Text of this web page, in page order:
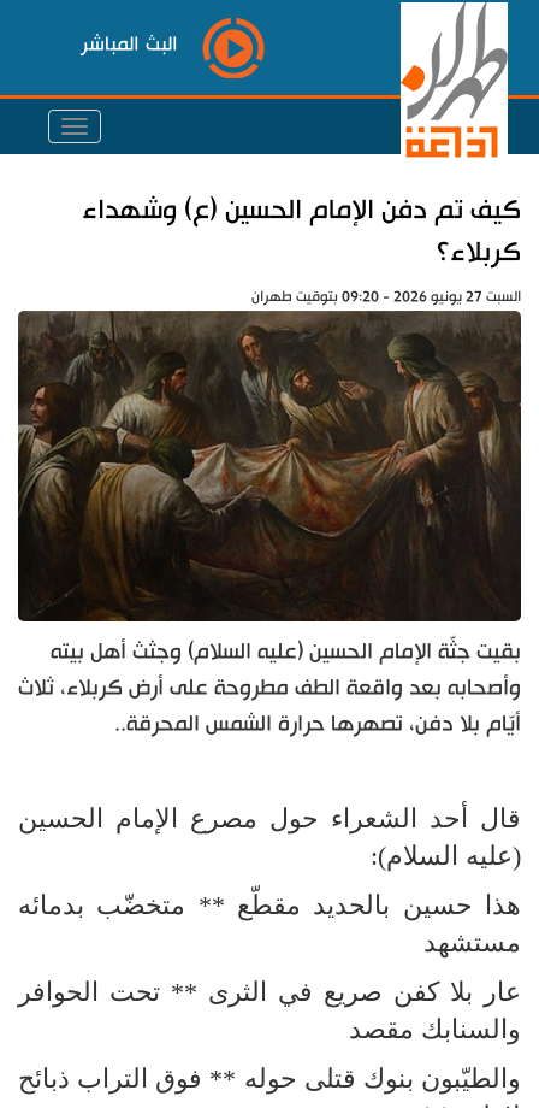
البث المباشر
كيف تم دفن الإمام الحسين (ع) وشهداء
كربلاء؟
السبت 27 يونيو 2026 - 09:20 بتوقيت طهران
بقيت جثّة الإمام الحسين (عليه السلام) وجثث أهل بيته
وأصحابه بعد واقعة الطف مطروحة على أرض كربلاء، ثلاث
أيّام بلا دفن، تصهرها حرارة الشمس المحرقة..
قال أحد الشعراء حول مصرع الإمام الحسين
(عليه السلام):
هذا حسين بالحديد مقطّع ** متخضّب بدمائه
مستشهد
عار بلا كفن صريع في الثرى ** تحت الحوافر
والسنابك مقصد
والطيّبون بنوك قتلى حوله ** فوق التراب ذبائح